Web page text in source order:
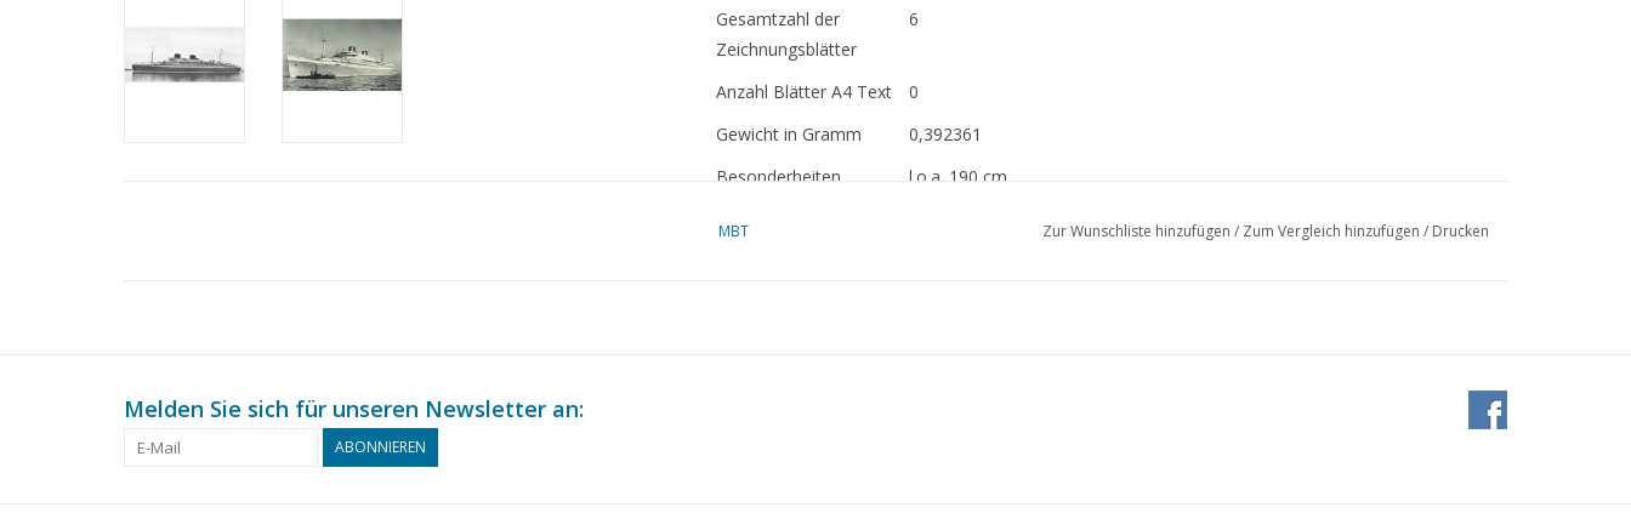
Gesamtzahl der
Zeichnungsblätter
6
Anzahl Blätter A4 Text
0
Gewicht in Gramm
0,392361
Besonderheiten
l.o.a. 190 cm
siehe 10.10.002 und 10.10.003 für eine
MBT Zur Wunschliste hinzufügen / Zum Vergleich hinzufügen / Drucken
Melden Sie sich für unseren Newsletter an:
ABONNIEREN